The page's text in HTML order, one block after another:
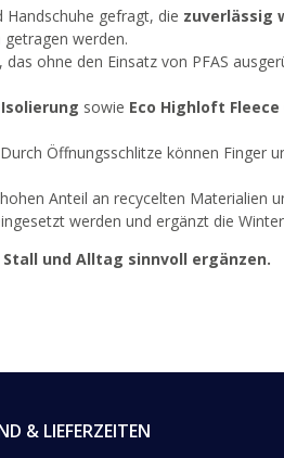
gefragt, die zuverlässig
werden.
, das ohne den Einsatz von PFAS
sowie Eco Highloft Fleece
Öffnungsschlitze können Finger
Anteil an recycelten Materialien
werden und ergänzt die
und Alltag sinnvoll ergänzen.
& LIEFERZEITEN